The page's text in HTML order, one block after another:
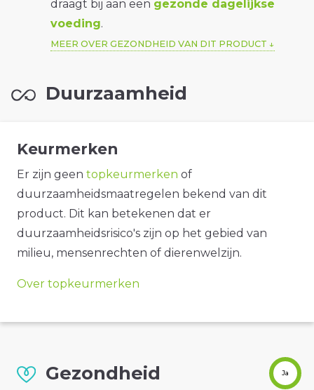
draagt bij aan een gezonde dagelijkse
voeding.
MEER OVER GEZONDHEID VAN DIT PRODUCT
Duurzaamheid
Keurmerken
Er zijn geen topkeurmerken of
duurzaamheidsmaatregelen bekend van dit
product. Dit kan betekenen dat er
duurzaamheidsrisico's zijn op het gebied van
milieu, mensenrechten of dierenwelzijn.
Over topkeurmerken
Gezondheid Ja